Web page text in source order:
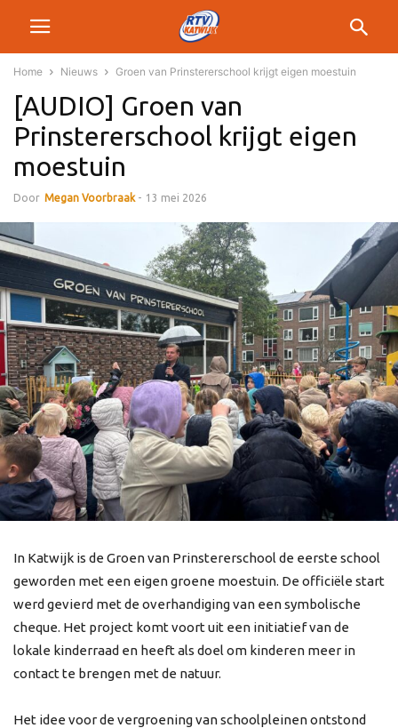
Home Nieuws Groen van Prinstererschool krijgt eigen moestuin
[AUDIO] Groen van
Prinstererschool krijgt eigen
moestuin
Door Megan Voorbraak - 13 mei 2026
In Katwijk is de Groen van Prinstererschool de eerste school
geworden met een eigen groene moestuin. De officiële start
werd gevierd met de overhandiging van een symbolische
cheque. Het project komt voort uit een initiatief van de
lokale kinderraad en heeft als doel om kinderen meer in
contact te brengen met de natuur.
Het idee voor de vergroening van schoolpleinen ontstond